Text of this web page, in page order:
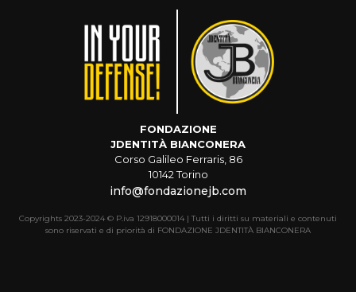
FONDAZIONE
JDENTITÀ BIANCONERA
Corso Galileo Ferraris, 86
10142 Torino
info@fondazionejb.com
Copyrights 2023-2024 © P.iva 12918000014 | Tutti i diritti su materiali e contenuti
sono riservati e di priorità di FONDAZIONE JDENTITÀ BIANCONERA